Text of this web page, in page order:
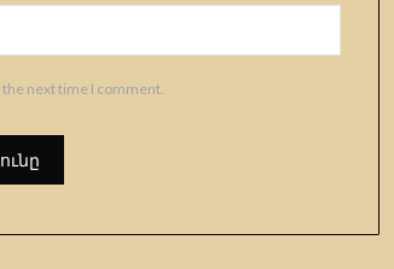
next time I comment.